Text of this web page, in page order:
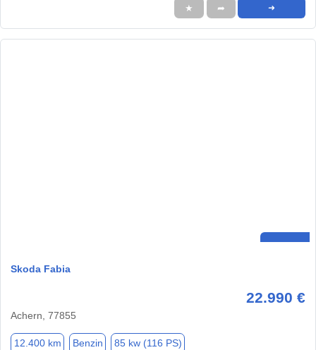
★ ➦ ➜
Skoda Fabia
22.990 €
Achern, 77855
12.400 km Benzin 85 kw (116 PS)